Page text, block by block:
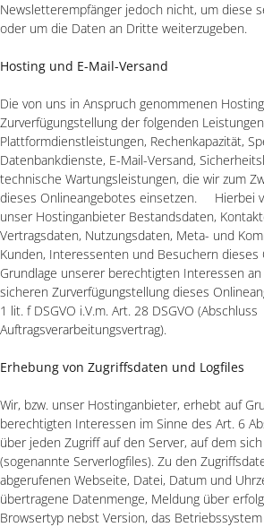
Newsletterempfänger jedoch nicht, um diese
oder um die Daten an Dritte weiterzugeben.
Hosting und E-Mail-Versand
Die von uns in Anspruch genommenen
Zurverfügungstellung der folgenden
Plattformdienstleistungen, Rechenkapazität,
Datenbankdienste, E-Mail-Versand,
technische Wartungsleistungen, die wir zum
dieses Onlineangebotes einsetzen. Hierbei
unser Hostinganbieter Bestandsdaten,
Vertragsdaten, Nutzungsdaten, Meta- und
Kunden, Interessenten und Besuchern dieses
Grundlage unserer berechtigten Interessen
sicheren Zurverfügungstellung dieses
1 lit. f DSGVO i.V.m. Art. 28 DSGVO (Abschluss
Auftragsverarbeitungsvertrag).
Erhebung von Zugriffsdaten und Logfiles
Wir, bzw. unser Hostinganbieter, erhebt auf
berechtigten Interessen im Sinne des Art. 6
über jeden Zugriff auf den Server, auf dem
(sogenannte Serverlogfiles). Zu den
abgerufenen Webseite, Datei, Datum und
übertragene Datenmenge, Meldung über
Browsertyp nebst Version, das